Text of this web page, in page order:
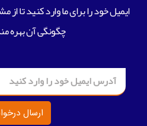
ایمیل خود را برای ما وارد کنید تا
چگونگی آن بهره
ارسال